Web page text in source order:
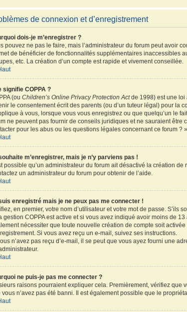
de connexion et d’enregistrement
dois-je m’enregistrer ?
pouvez ne pas le faire, mais l’administrateur du forum peut avoir
de bénéficier de fonctionnalités supplémentaires inaccessibles
etc. La création d’un compte est rapide et vivement conseillée.
signifie COPPA ?
(ouChildren’s Online Privacy Protection Actde 1998) est une loi
le consentement écrit des parents (ou d’un tuteur légal) pour la
à vous, lorsque vous vous enregistrez ou que quelqu’un le
ne peuvent pas fournir de conseils juridiques et ne sauraient
pour les abus ou les questions légales concernant ce forum ?
m’enregistrer, mais je n’y parviens pas !
possible qu’un administrateur du forum ait désactivé la création
un administrateur du forum pour obtenir de l’aide.
enregistré mais je ne peux pas me connecter !
en premier, votre nom d’utilisateur et votre mot de passe. S’ils
gestion COPPA est active et si vous avez indiqué avoir moins de
nécessiter que toute nouvelle création de compte soit
Si vous avez reçu un e-mail, suivez ses instructions.
n’avez pas reçu d’e-mail, il se peut que vous ayez fourni une
ne puis-je pas me connecter ?
raisons pourraient expliquer cela. Premièrement, vérifiez que
vous n’avez pas été banni. Il est également possible que le